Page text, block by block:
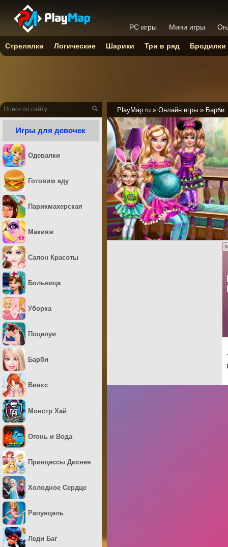
PlayMap.ru » Онлайн игры » Барби
Игры для девочек
Одевалки
Готовим еду
Парикмахерская
Макияж
Салон Красоты
Больница
Уборка
Поцелуи
Барби
Винкс
Монстр Хай
Огонь и Вода
Принцессы Диснея
Холодное Сердце
Рапунцель
Леди Баг
PC игры Мини игры
Стрелялки Логические Шарики Три в ряд Бродилки